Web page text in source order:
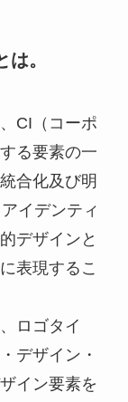
。
CI（コーポ
る要素の一
合化及び明
イデンティ
デザインと
表現するこ
ロゴタイ
デザイン・
イン要素を